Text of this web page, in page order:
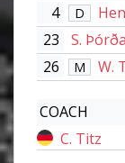
4
D
23 S.
26 M W.
COACH
C. Titz